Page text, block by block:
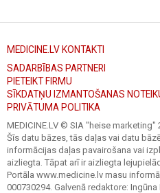
MEDICINE.LV KONTAKTI
SADARBĪBAS PARTNERI
PIETEIKT FIRMU
SĪKDATŅU IZMANTOŠANAS
PRIVĀTUMA POLITIKA
MEDICINE.LV © SIA "heise marketing"
Šīs datu bāzes, tās daļas vai datu
informācijas daļas pavairošana vai
aizliegta. Tāpat arī ir aizliegta
Portāla www.medicine.lv masu
000730294. Galvenā redaktore: Ingūna